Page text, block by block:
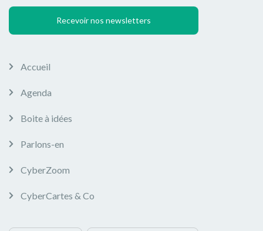
Recevoir nos newsletters
Accueil
Agenda
Boite à idées
Parlons-en
CyberZoom
CyberCartes & Co